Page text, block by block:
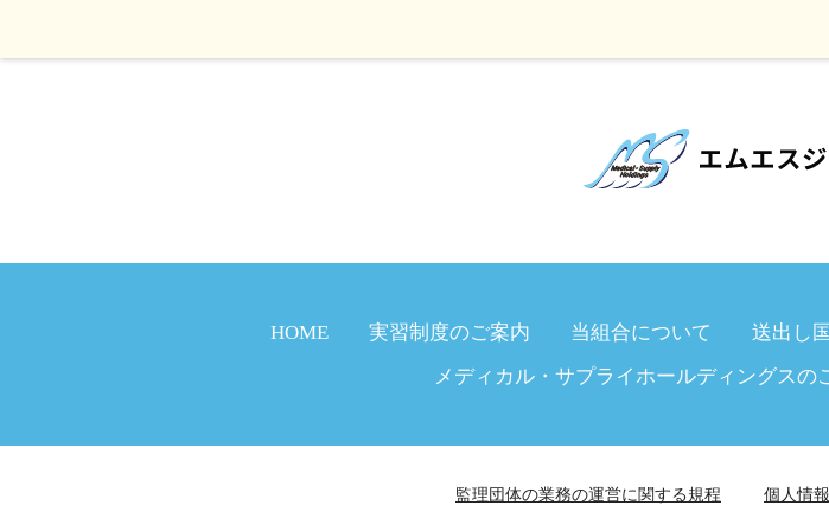
HOME 実習制度のご案内 当組合について 送出し
メディカル・サプライホールディングスの
監理団体の業務の運営に関する規程 個人情